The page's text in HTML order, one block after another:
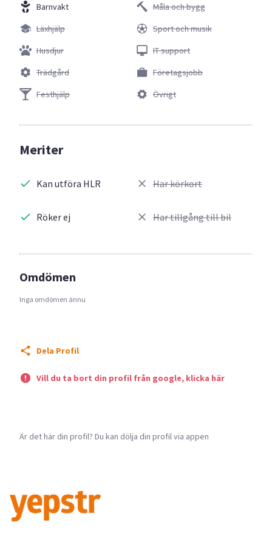
Barnvakt
Läxhjälp
Husdjur
Trädgård
Festhjälp
Måla och bygg
Sport och musik
IT support
Företagsjobb
Övrigt
Meriter
Kan utföra HLR
Röker ej
Har körkort
Har tillgång till bil
Omdömen
Inga omdömen ännu
Dela Profil
Vill du ta bort din profil från google, klicka här
Är det här din profil? Du kan dölja din profil via appen